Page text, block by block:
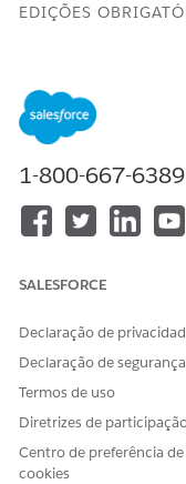
EDIÇÕES
Disponível em:
licença de
PERMISSÕES DE
Consulte Acesso de
Nome da API
Tipo de ação de
Ação de referência
1-800-667-6389
SALESFORCE
Declaração de
Declaração de segurança
Termos de uso
Diretrizes de
Centro de preferência de
cookies